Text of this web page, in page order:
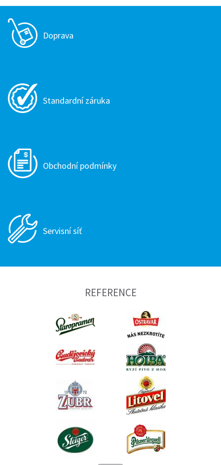
Doprava
Standardní záruka
Obchodní podmínky
Servisní síť
REFERENCE